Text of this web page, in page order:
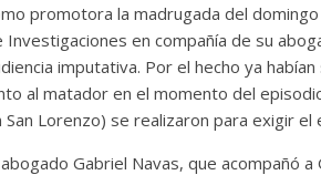
promotora la madrugada del
Investigaciones en compañía de su
imputativa. Por el hecho ya
al matador en el momento del
San Lorenzo) se realizaron para exigir
abogado Gabriel Navas, que acompañó